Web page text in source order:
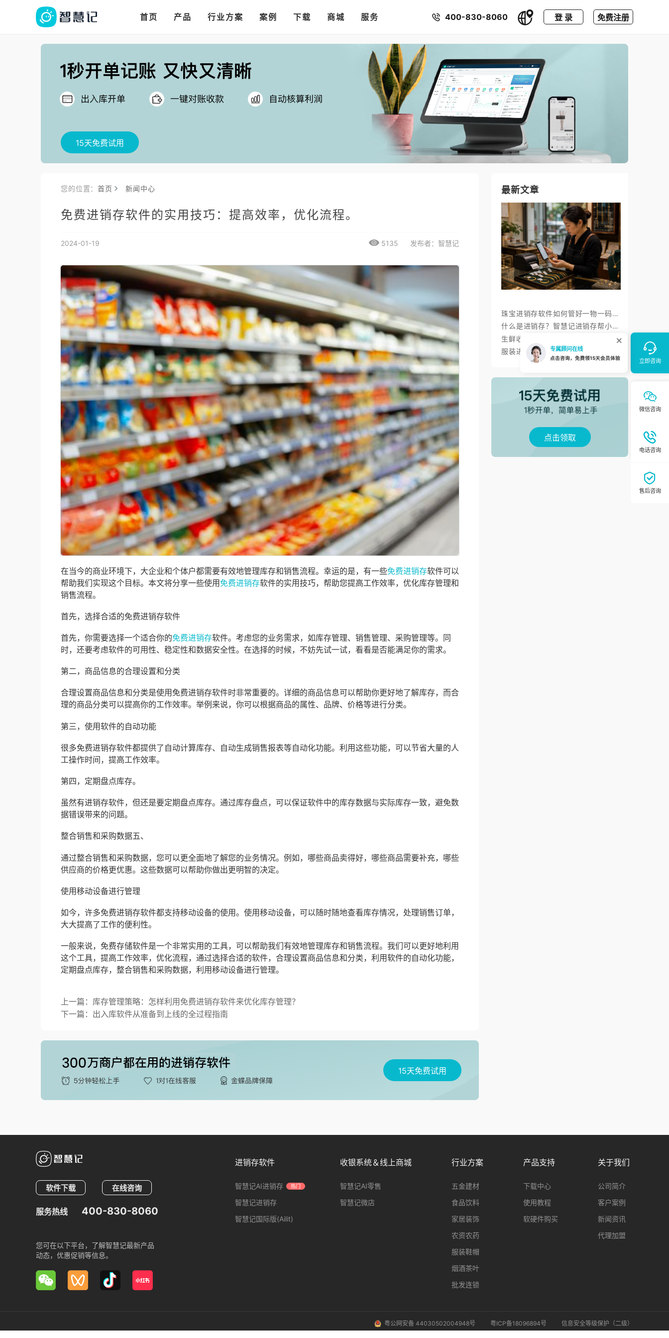
首页 产品
多语言、多币种、多汇率。
行业方案
多店多仓统管，调拨更高效 把你的店铺开进手机微信里
案例 下载 商城 服务 400-830-8060 登 录 免费注册
15天免费试用
您的位置：首页 新闻中心
免费进销存软件的实用技巧：提高效率，优化流程。
2024-01-19 5135 发布者：智慧记
在当今的商业环境下，大企业和个体户都需要有效地管理库存和销售流程。幸运的是，有一些免费进销存软件可以
帮助我们实现这个目标。本文将分享一些使用免费进销存软件的实用技巧，帮助您提高工作效率，优化库存管理和
销售流程。
首先，选择合适的免费进销存软件
首先，你需要选择一个适合你的免费进销存软件。考虑您的业务需求，如库存管理、销售管理、采购管理等。同
时，还要考虑软件的可用性、稳定性和数据安全性。在选择的时候，不妨先试一试，看看是否能满足你的需求。
第二，商品信息的合理设置和分类
合理设置商品信息和分类是使用免费进销存软件时非常重要的。详细的商品信息可以帮助你更好地了解库存，而合
理的商品分类可以提高你的工作效率。举例来说，你可以根据商品的属性、品牌、价格等进行分类。
第三，使用软件的自动功能
很多免费进销存软件都提供了自动计算库存、自动生成销售报表等自动化功能。利用这些功能，可以节省大量的人
工操作时间，提高工作效率。
第四，定期盘点库存。
虽然有进销存软件，但还是要定期盘点库存。通过库存盘点，可以保证软件中的库存数据与实际库存一致，避免数
据错误带来的问题。
整合销售和采购数据五、
通过整合销售和采购数据，您可以更全面地了解您的业务情况。例如，哪些商品卖得好，哪些商品需要补充，哪些
供应商的价格更优惠。这些数据可以帮助你做出更明智的决定。
使用移动设备进行管理
如今，许多免费进销存软件都支持移动设备的使用。使用移动设备，可以随时随地查看库存情况，处理销售订单，
大大提高了工作的便利性。
一般来说，免费存储软件是一个非常实用的工具，可以帮助我们有效地管理库存和销售流程。我们可以更好地利用
这个工具，提高工作效率，优化流程，通过选择合适的软件，合理设置商品信息和分类，利用软件的自动化功能，
定期盘点库存，整合销售和采购数据，利用移动设备进行管理。
上一篇：库存管理策略：怎样利用免费进销存软件来优化库存管理？
下一篇：出入库软件从准备到上线的全过程指南
最新文章
珠宝进销存软件如何管好一物一码、金价调价与标签打印？
什么是进销存？智慧记进销存帮小微商户理顺开单、库存与对账
生鲜收银系统与AI零售：智慧记AI零售称重收银、库存、会员经营方案
点击领取
15天免费试用
软件下载 在线咨询
服务热线 400-830-8060
您可在以下平台，了解智慧记最新产品
动态，优惠促销等信息。
进销存软件
智慧记AI进销存 热门
智慧记进销存
智慧记国际版(Ailit)
收银系统＆线上商城
智慧记AI零售
智慧记微店
行业方案
五金建材
食品饮料
家居装饰
农资农药
服装鞋帽
烟酒茶叶
批发连锁
产品支持
下载中心
使用教程
软硬件购买
关于我们
公司简介
客户案例
新闻资讯
代理加盟
粤公网安备 44030502004948号 粤ICP备18096894号 信息安全等级保护（二级）